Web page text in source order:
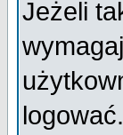
Jeżeli